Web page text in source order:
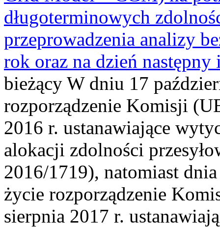
długoterminowych
przeprowadzenia analizy
rok oraz na dzień następny
bieżący W dniu 17
rozporządzenie Komisji
2016 r. ustanawiające
alokacji zdolności
2016/1719), natomiast
życie rozporządzenie
sierpnia 2017 r.